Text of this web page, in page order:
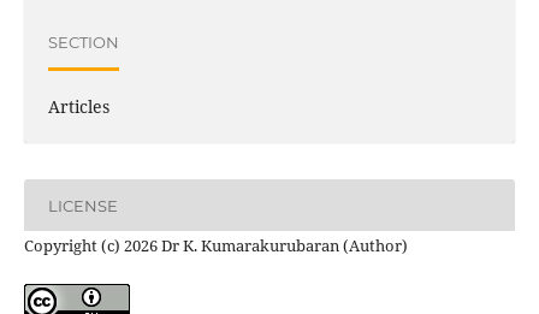
SECTION
Articles
LICENSE
Copyright (c) 2026 Dr K. Kumarakurubaran (Author)